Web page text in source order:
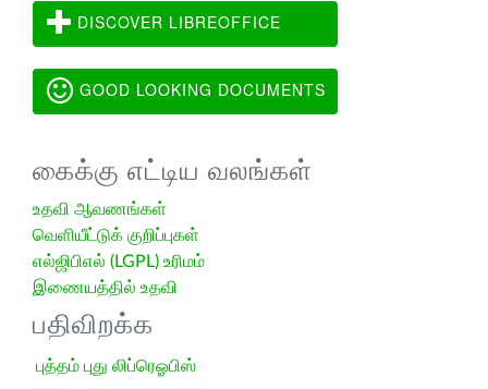
DISCOVER LIBREOFFICE
GOOD LOOKING DOCUMENTS
கைக்கு எட்டிய வலங்கள்
உதவி ஆவணங்கள்
வெளியீட்டுக் குறிப்புகள்
எல்ஜிபிஎல் (LGPL) உரிமம்
இணையத்தில் உதவி
பதிவிறக்க
புத்தம் புது லிப்ரெஓபிஸ்